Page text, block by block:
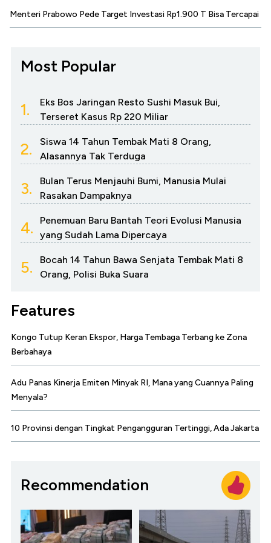
Menteri Prabowo Pede Target Investasi Rp1.900 T Bisa Tercapai
Most Popular
1.
Eks Bos Jaringan Resto Sushi Masuk Bui,
Terseret Kasus Rp 220 Miliar
2.
Siswa 14 Tahun Tembak Mati 8 Orang,
Alasannya Tak Terduga
3.
Bulan Terus Menjauhi Bumi, Manusia Mulai
Rasakan Dampaknya
4.
Penemuan Baru Bantah Teori Evolusi Manusia
yang Sudah Lama Dipercaya
5.
Bocah 14 Tahun Bawa Senjata Tembak Mati 8
Orang, Polisi Buka Suara
Features
Kongo Tutup Keran Ekspor, Harga Tembaga Terbang ke Zona
Berbahaya
Adu Panas Kinerja Emiten Minyak RI, Mana yang Cuannya Paling
Menyala?
10 Provinsi dengan Tingkat Pengangguran Tertinggi, Ada Jakarta
Recommendation